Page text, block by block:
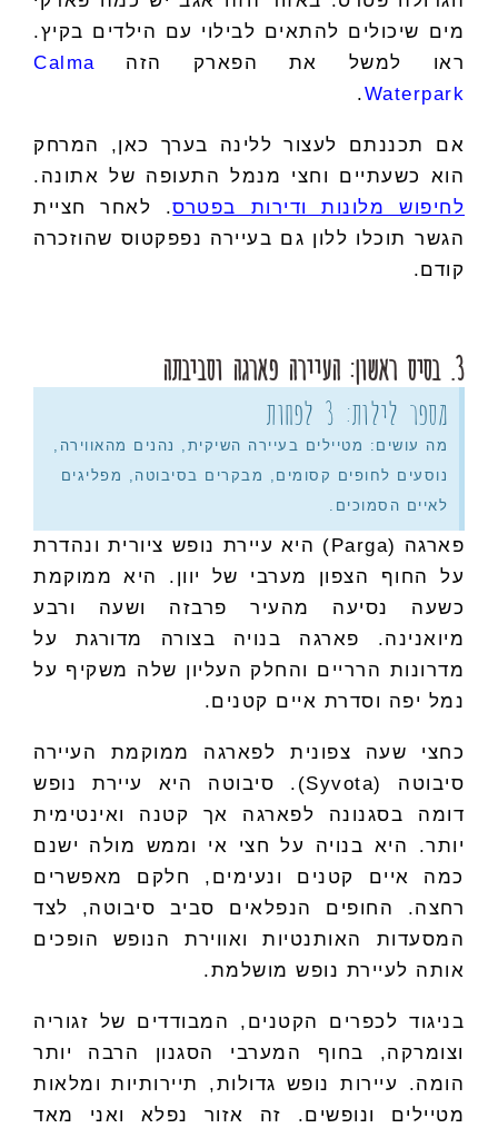
מים שיכולים להתאים לבילוי עם הילדים בקיץ.
ראו למשל את הפארק הזה Calma
Waterpark
.
אם תכננתם לעצור ללינה בערך כאן, המרחק
הוא כשעתיים וחצי מנמל התעופה של אתונה.
לחיפוש מלונות ודירות בפטרס. לאחר חציית
הגשר תוכלו ללון גם בעיירה נפפקטוס שהוזכרה
קודם.
3. בסיס ראשון: העיירה פארגה וסביבתה
מספר לילות: 3 לפחות
מה עושים: מטיילים בעיירה השיקית, נהנים מהאווירה,
נוסעים לחופים קסומים, מבקרים בסיבוטה, מפליגים
לאיים הסמוכים.
פארגה (Parga) היא עיירת נופש ציורית ונהדרת
על החוף הצפון מערבי של יוון. היא ממוקמת
כשעה נסיעה מהעיר פרבזה ושעה ורבע
מיואנינה. פארגה בנויה בצורה מדורגת על
מדרונות הרריים והחלק העליון שלה משקיף על
נמל יפה וסדרת איים קטנים.
כחצי שעה צפונית לפארגה ממוקמת העיירה
סיבוטה (Syvota). סיבוטה היא עיירת נופש
דומה בסגנונה לפארגה אך קטנה ואינטימית
יותר. היא בנויה על חצי אי וממש מולה ישנם
כמה איים קטנים ונעימים, חלקם מאפשרים
רחצה. החופים הנפלאים סביב סיבוטה, לצד
המסעדות האותנטיות ואווירת הנופש הופכים
אותה לעיירת נופש מושלמת.
בניגוד לכפרים הקטנים, המבודדים של זגוריה
וצומרקה, בחוף המערבי הסגנון הרבה יותר
הומה. עיירות נופש גדולות, תיירותיות ומלאות
מטיילים ונופשים. זה אזור נפלא ואני מאד